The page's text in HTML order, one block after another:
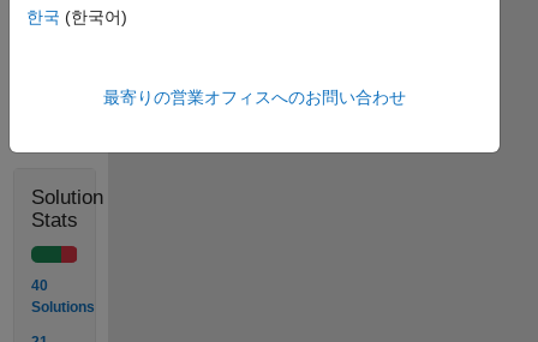
Solution
Stats
40
Solutions
한국 (한국어)
最寄りの営業オフィスへのお問い合わせ